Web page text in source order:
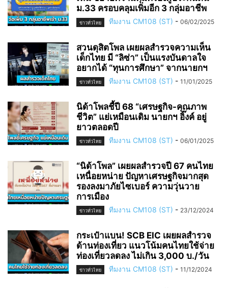
ม.33 ครอบคลุมเพิ่มอีก 3 กลุ่มอาชีพ
ข่าวทั่วไทย ทีมงาน CM108 (ST) - 06/02/2025
สวนดุสิตโพล เผยผลสำรวจความเห็น
เด็กไทย มี “ลิซ่า” เป็นแรงบันดาลใจ
อยากได้ “ทุนการศึกษา” จากนายกฯ
ข่าวทั่วไทย ทีมงาน CM108 (ST) - 11/01/2025
นิด้าโพลชี้ปี 68 “เศรษฐกิจ-คุณภาพ
ชีวิต” แย่เหมือนเดิม นายกฯ อิ๊งค์ อยู่
ยาวตลอดปี
ข่าวทั่วไทย ทีมงาน CM108 (ST) - 06/01/2025
“นิด้าโพล” เผยผลสำรวจปี 67 คนไทย
เหนื่อยหน่าย ปัญหาเศรษฐกิจมากสุด
รองลงมาภัยไซเบอร์ ความวุ่นวาย
การเมือง
ข่าวทั่วไทย ทีมงาน CM108 (ST) - 23/12/2024
กระเป๋าแบน! SCB EIC เผยผลสำรวจ
ด้านท่องเที่ยว แนวโน้มคนไทยใช้จ่าย
ท่องเที่ยวลดลง ไม่เกิน 3,000 บ./วัน
ข่าวทั่วไทย ทีมงาน CM108 (ST) - 11/12/2024